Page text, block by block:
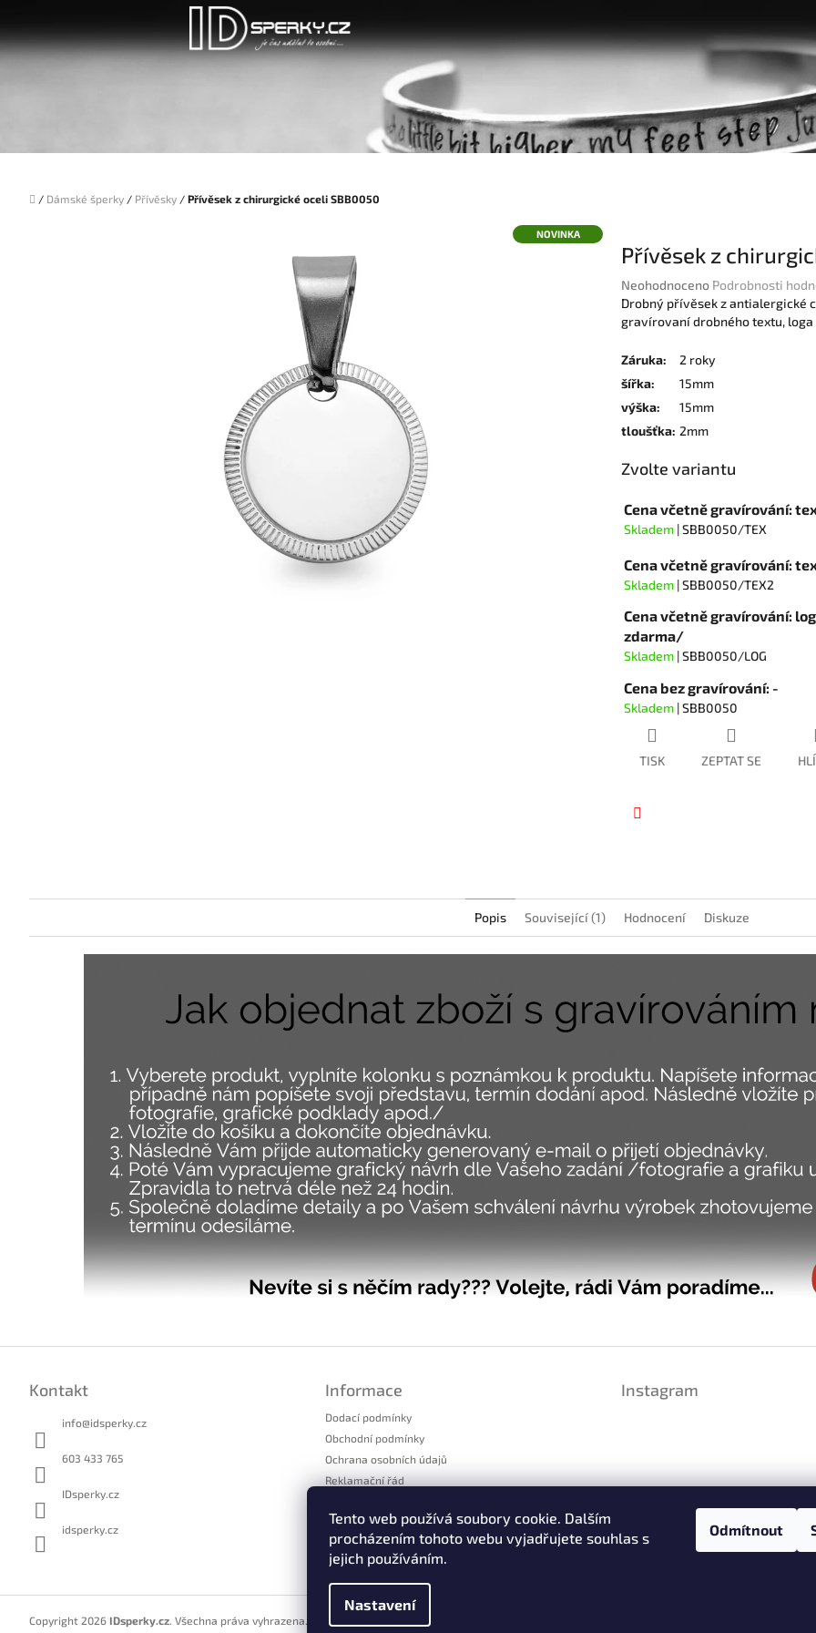
Tento web používá soubory cookie. Dalším
procházením tohoto webu vyjadřujete souhlas s
jejich používáním.
Nastavení
Odmítnout
obsah
Domů
/ Dámské šperky / Přívěsky / Přívěsek z chirurgické oceli SBB0050
NOVINKA
Přívěsek z
Průměrné
hodnocení
produktu
0,0
z
5
hvězdiček.
Neohodnoceno Podrobnosti
Drobný přívěsek z antialergické
gravírovaní drobného textu, loga
Záruka:
2 roky
šířka:
15mm
výška:
15mm
tloušťka: 2mm
Zvolte variantu
Cena včetně gravírování:
Skladem | SBB0050/TEX
Cena včetně gravírování:
Skladem | SBB0050/TEX2
Cena včetně gravírování:
zdarma/
Skladem | SBB0050/LOG
Cena bez gravírování: -
Skladem | SBB0050
TISK ZEPTAT SE
Popis Související (1) Hodnocení Diskuze
Kontakt
info@idsperky.cz
603 433 765
IDsperky.cz
idsperky.cz
Informace
Dodací podmínky
Obchodní podmínky
Ochrana osobních údajů
Reklamační řád
Formulář pro odstoupení od smlouvy
Kontakty
Instagram
Copyright 2026 IDsperky.cz. Všechna práva vyhrazena. Upravit nastavení cookies